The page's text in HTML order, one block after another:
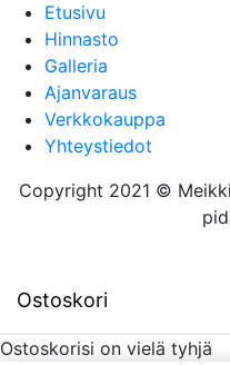
Etusivu
Hinnasto
Galleria
Ajanvaraus
Verkkokauppa
Yhteystiedot
Copyright 2021 ©
Ostoskori
Ostoskorisi on vielä tyhjä